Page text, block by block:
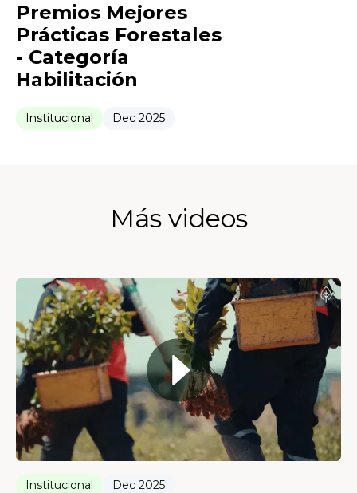
Premios Mejores
Prácticas Forestales
- Categoría
Habilitación
Institucional Dec 2025
Más videos
Institucional Dec 2025